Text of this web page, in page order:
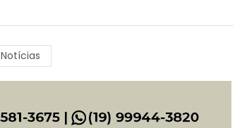
Notícias